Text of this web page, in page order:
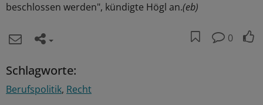
beschlossen werden", kündigte Högl an.(eb)
0
Schlagworte:
Berufspolitik Recht